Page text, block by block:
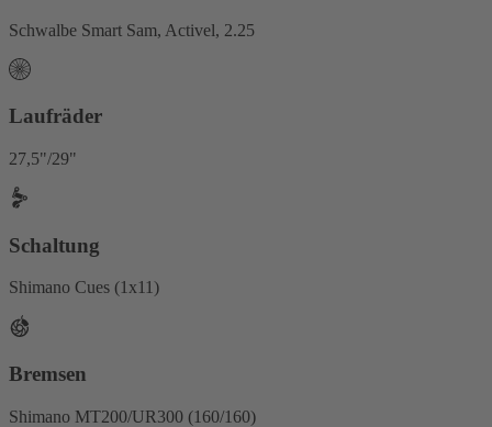
Schwalbe Smart Sam, Activel, 2.25
Laufräder
27,5"/29"
Schaltung
Shimano Cues (1x11)
Bremsen
Shimano MT200/UR300 (160/160)